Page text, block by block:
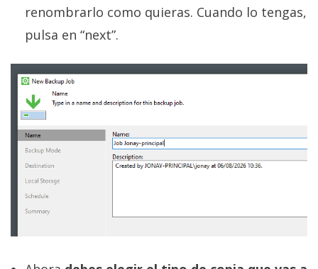
renombrarlo como quieras. Cuando lo tengas,
pulsa en “next”.